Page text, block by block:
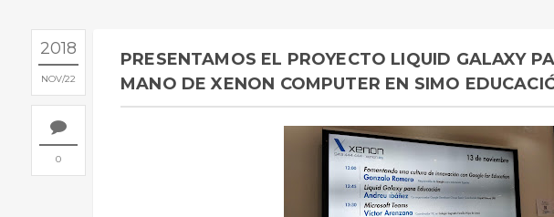
2018
NOV 22
0
PRESENTAMOS EL PROYECTO LIQUID GALAXY
MANO DE XENON COMPUTER EN SIMO